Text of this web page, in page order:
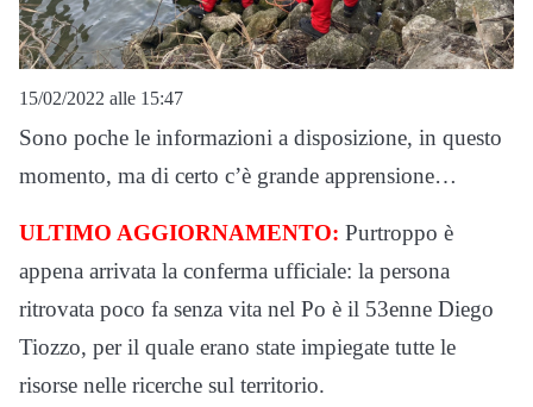
15/02/2022 alle 15:47
Sono poche le informazioni a disposizione, in questo
momento, ma di certo c’è grande apprensione…
ULTIMO AGGIORNAMENTO: Purtroppo è
appena arrivata la conferma ufficiale: la persona
ritrovata poco fa senza vita nel Po è il 53enne Diego
Tiozzo, per il quale erano state impiegate tutte le
risorse nelle ricerche sul territorio.